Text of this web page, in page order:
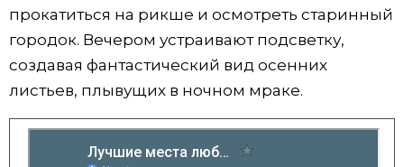
прокатиться на рикше и осмотреть старинный
городок. Вечером устраивают подсветку,
создавая фантастический вид осенних
листьев, плывущих в ночном мраке.